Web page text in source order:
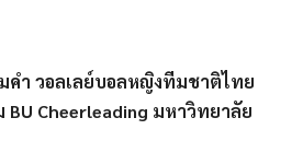
คำ วอลเลย์บอลหญิงทีมชาติไทย
Cheerleading มหาวิทยาลัย